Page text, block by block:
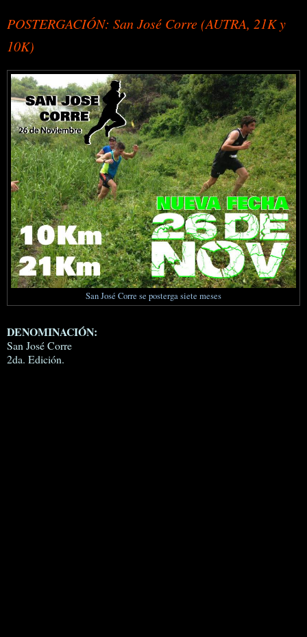
POSTERGACIÓN: San José Corre (AUTRA, 21K y
10K)
San José Corre se posterga siete meses
DENOMINACIÓN:
San José Corre
2da. Edición.